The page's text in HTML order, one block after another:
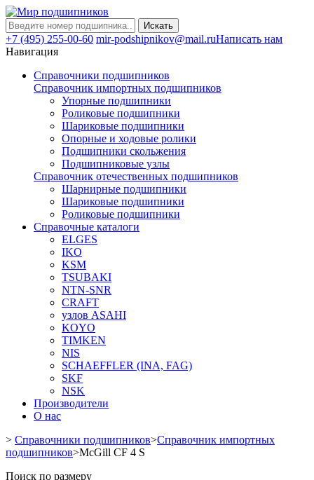
Искать
+7 (495) 255-00-60 mir-podshipnikov@mail.ruНаписать нам
Навигация
Справочники подшипников
Справочник импортных подшипников
Упорные подшипники
Роликовые подшипники
Шариковые подшипники
Опорные и ходовые ролики
Подшипники скольжения
Подшипниковые узлы
Справочник отечественных подшипников
Шарнирные подшипники
Шариковые подшипники
Роликовые подшипники
Справочные каталоги
ELGES
IKO
KSM
TSUBAKI
NTN-SNR
CRAFT
узлов ASAHI
KOYO
TIMKEN
NIS
SCHAEFFLER (INA, FAG)
SKF
NSK
Производители
О нас
> Справочники подшипников>Справочник импортных
подшипников>McGill CF 4 S
Поиск по размеру